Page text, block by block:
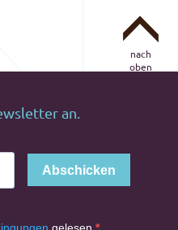
nach
oben
an.
Abschicken